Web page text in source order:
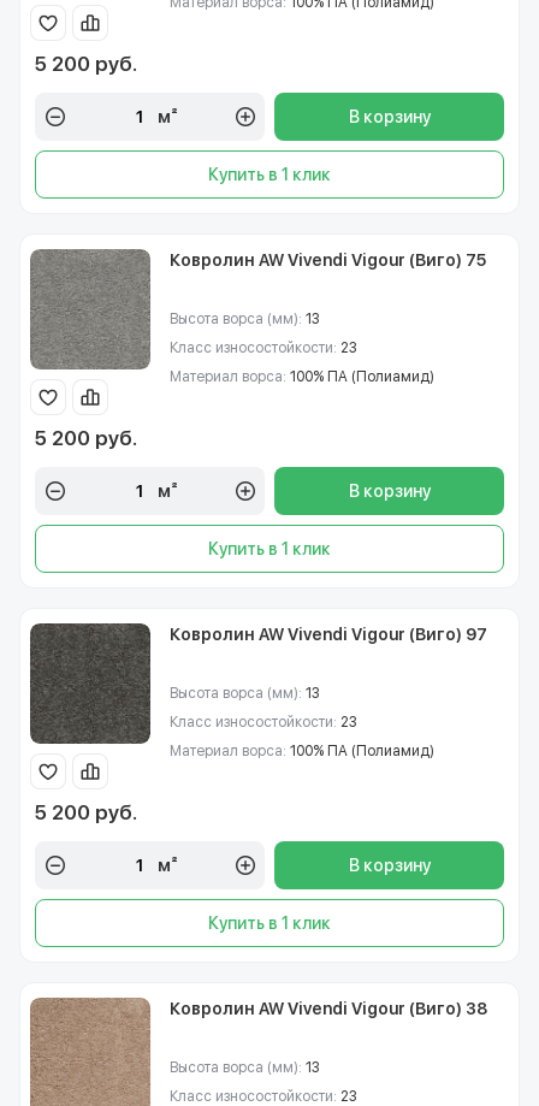
5 200 руб.
м² В корзину
Купить в 1 клик
Ковролин AW Vivendi Vigour (Виго) 75
Высота ворса (мм): 13
Класс износостойкости: 23
Материал ворса: 100% ПА (Полиамид)
5 200 руб.
м² В корзину
Купить в 1 клик
Ковролин AW Vivendi Vigour (Виго) 97
Высота ворса (мм): 13
Класс износостойкости: 23
Материал ворса: 100% ПА (Полиамид)
5 200 руб.
м² В корзину
Купить в 1 клик
Ковролин AW Vivendi Vigour (Виго) 38
Высота ворса (мм): 13
Класс износостойкости: 23